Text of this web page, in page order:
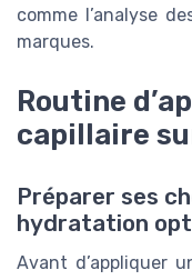
comme l’analyse
marques.
Routine
capillaire
Préparer ses
hydratation
Avant d’appliquer